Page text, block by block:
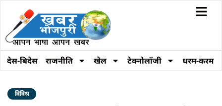
देस-बिदेस राजनीति खेल टेक्नोलॉजी धरम-करम
विविध